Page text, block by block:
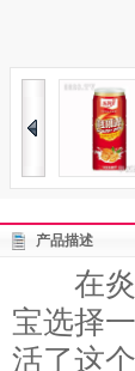
产品描述
在炎
宝选择
活了这